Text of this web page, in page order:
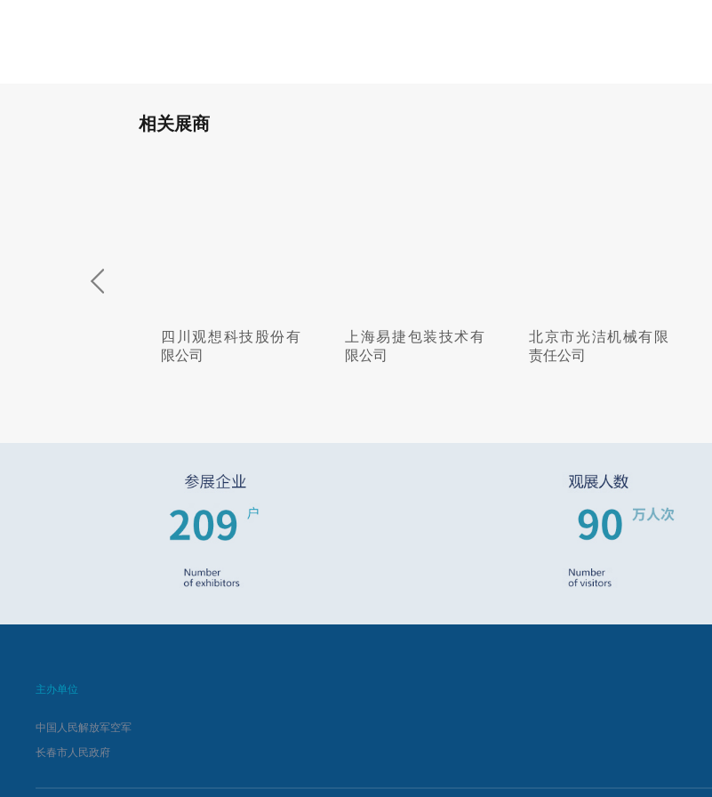
相关展商
四川观想科技股份有
限公司
上海易捷包装技术有
限公司
北京市光洁机械有限
责任公司
主办单位
中国人民解放军空军
长春市人民政府